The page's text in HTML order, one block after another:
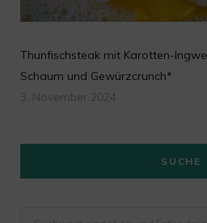
Thunfischsteak mit Karotten-
Schaum und Gewürzcrunch*
3. November 2024
SUCHE